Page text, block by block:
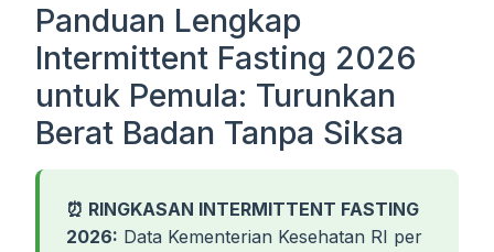
Panduan Lengkap
Intermittent Fasting 2026
untuk Pemula: Turunkan
Berat Badan Tanpa Siksa
⏰ RINGKASAN INTERMITTENT FASTING
2026: Data Kementerian Kesehatan RI per